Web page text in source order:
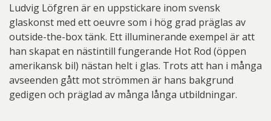
Ludvig Löfgren är en uppstickare inom svensk
glaskonst med ett oeuvre som i hög grad präglas av
outside-the-box tänk. Ett illuminerande exempel är att
han skapat en nästintill fungerande Hot Rod (öppen
amerikansk bil) nästan helt i glas. Trots att han i många
avseenden gått mot strömmen är hans bakgrund
gedigen och präglad av många långa utbildningar.